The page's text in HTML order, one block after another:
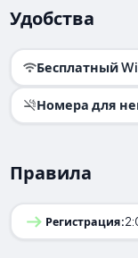
Удобства
Бесплатный
Номера для
Правила
Регистрация: